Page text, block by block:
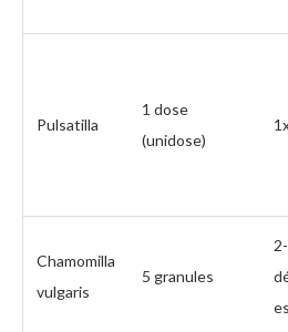
Pulsatilla
1 dose
(unidose)
Chamomilla
vulgaris
5 granules